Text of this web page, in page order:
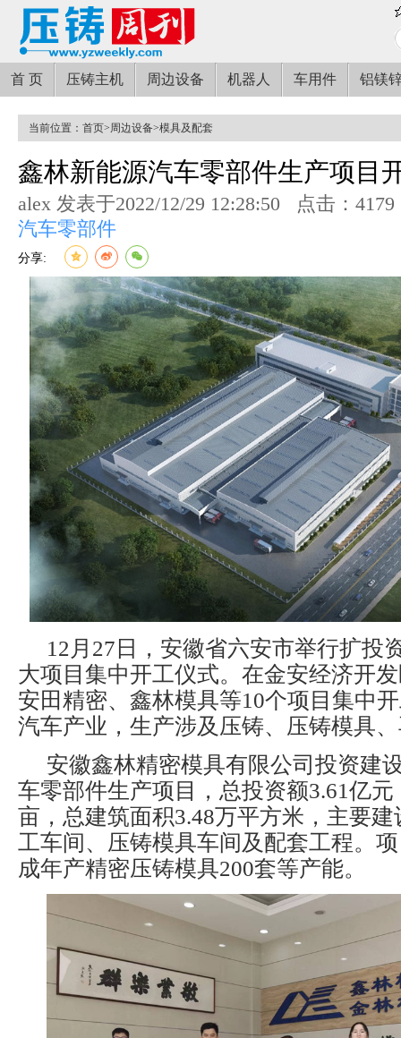
首 页 压铸主机 周边设备 机器人 车用件 铝镁
当前位置： 首页>周边设备>模具及配套
鑫林新能源汽车零部件生产项目
alex 发表于2022/12/29 12:28:50
点击：4179
汽车零部件
分享:
12月27日，安徽省六安市举行扩投
大项目集中开工仪式。在金安经济开
安田精密、鑫林模具等10个项目集中
汽车产业，生产涉及压铸、压铸模具
安徽鑫林精密模具有限公司投资建
车零部件生产项目，总投资额3.61亿元
亩，总建筑面积3.48万平方米，主要
工车间、压铸模具车间及配套工程。
成年产精密压铸模具200套等产能。